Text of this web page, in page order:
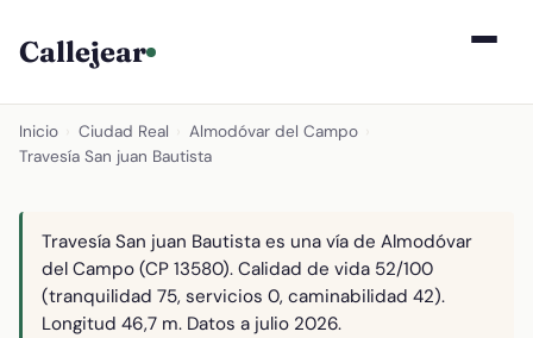
Callejear
Inicio Ciudad Real Almodóvar del Campo
Travesía San juan Bautista
Travesía San juan Bautista es una vía de Almodóvar
del Campo (CP 13580). Calidad de vida 52/100
(tranquilidad 75, servicios 0, caminabilidad 42).
Longitud 46,7 m. Datos a julio 2026.